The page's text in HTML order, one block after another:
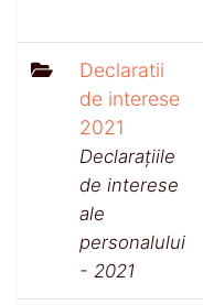
Declaratii
de interese
2021
Declarațiile
de interese
ale
personalului
- 2021